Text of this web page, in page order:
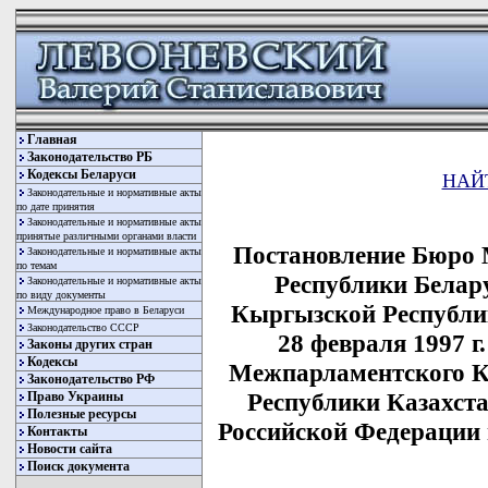
Главная
Законодательство РБ
Кодексы Беларуси
Законодательные и нормативные акты
по дате принятия
Законодательные и нормативные акты
принятые различными органами власти
Законодательные и нормативные акты
по темам
Законодательные и нормативные акты
по виду документы
Международное право в Беларуси
Законодательство СССР
Законы других стран
Кодексы
Законодательство РФ
Право Украины
Полезные ресурсы
Контакты
Новости сайта
Поиск документа
Постановление Бюро
Республики
Кыргызской
28 февраля 1997
Межпарламентского
Республики
Российской